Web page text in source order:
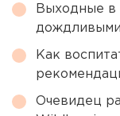
Выходные в
Как
Очевидец